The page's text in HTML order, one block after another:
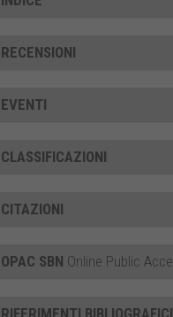
RECENSIONI
EVENTI
CLASSIFICAZIONI
CITAZIONI
OPAC SBN Online Public
RIFERIMENTI BIBLIOGRAFICI